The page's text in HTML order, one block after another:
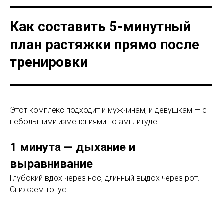
Как составить 5-минутный
план растяжки прямо после
тренировки
Этот комплекс подходит и мужчинам, и девушкам — с
небольшими изменениями по амплитуде.
1 минута — дыхание и
выравнивание
Глубокий вдох через нос, длинный выдох через рот.
Снижаем тонус.